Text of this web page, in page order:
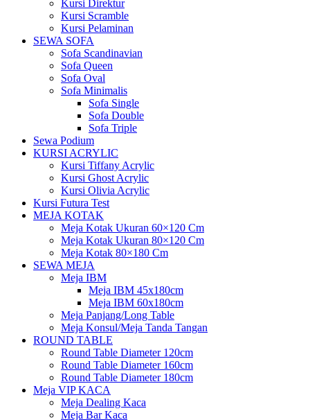
Kursi Direktur
Kursi Scramble
Kursi Pelaminan
SEWA SOFA
Sofa Scandinavian
Sofa Queen
Sofa Oval
Sofa Minimalis
Sofa Single
Sofa Double
Sofa Triple
Sewa Podium
KURSI ACRYLIC
Kursi Tiffany Acrylic
Kursi Ghost Acrylic
Kursi Olivia Acrylic
Kursi Futura Test
MEJA KOTAK
Meja Kotak Ukuran 60×120 Cm
Meja Kotak Ukuran 80×120 Cm
Meja Kotak 80×180 Cm
SEWA MEJA
Meja IBM
Meja IBM 45x180cm
Meja IBM 60x180cm
Meja Panjang/Long Table
Meja Konsul/Meja Tanda Tangan
ROUND TABLE
Round Table Diameter 120cm
Round Table Diameter 160cm
Round Table Diameter 180cm
Meja VIP KACA
Meja Dealing Kaca
Meja Bar Kaca